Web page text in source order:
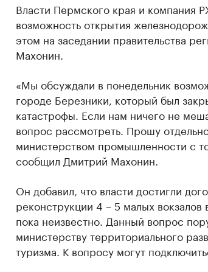
Власти Пермского края и компания
возможность открытия
этом на заседании правительства
Махонин.
«Мы обсуждали в понедельник
городе Березники, который был
катастрофы. Если нам ничего не
вопрос рассмотреть. Прошу
министерством промышленности с
сообщил Дмитрий Махонин.
Он добавил, что власти достигли
реконструкции 4 – 5 малых
пока неизвестно. Данный вопрос
министерству территориального
туризма. К вопросу могут